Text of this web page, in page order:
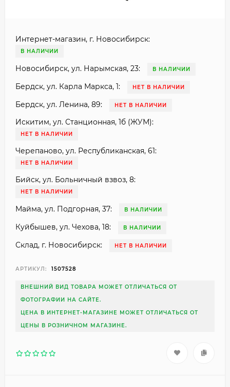
Интернет-магазин, г. Новосибирск:
В НАЛИЧИИ
Новосибирск, ул. Нарымская, 23: В НАЛИЧИИ
Бердск, ул. Карла Маркса, 1: НЕТ В НАЛИЧИИ
Бердск, ул. Ленина, 89: НЕТ В НАЛИЧИИ
Искитим, ул. Станционная, 1б (ЖУМ):
НЕТ В НАЛИЧИИ
Черепаново, ул. Республиканская, 61:
НЕТ В НАЛИЧИИ
Бийск, ул. Больничный взвоз, 8:
НЕТ В НАЛИЧИИ
Майма, ул. Подгорная, 37: В НАЛИЧИИ
Куйбышев, ул. Чехова, 18: В НАЛИЧИИ
Склад, г. Новосибирск: НЕТ В НАЛИЧИИ
АРТИКУЛ: 1507528
ВНЕШНИЙ ВИД ТОВАРА МОЖЕТ ОТЛИЧАТЬСЯ ОТ
ФОТОГРАФИИ НА САЙТЕ.
ЦЕНА В ИНТЕРНЕТ-МАГАЗИНЕ МОЖЕТ ОТЛИЧАТЬСЯ ОТ
ЦЕНЫ В РОЗНИЧНОМ МАГАЗИНЕ.